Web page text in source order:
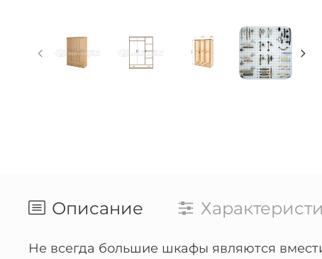
Описание
Не всегда большие шкафы являются